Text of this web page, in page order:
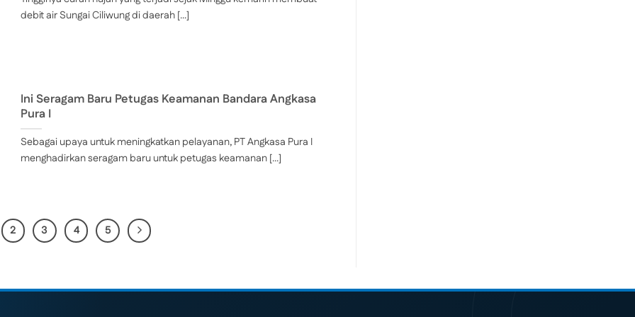
debit air Sungai Ciliwung di daerah [...]
Ini Seragam Baru Petugas Keamanan Bandara Angkasa
Pura I
Sebagai upaya untuk meningkatkan pelayanan, PT Angkasa Pura I
menghadirkan seragam baru untuk petugas keamanan [...]
2 3 4 5